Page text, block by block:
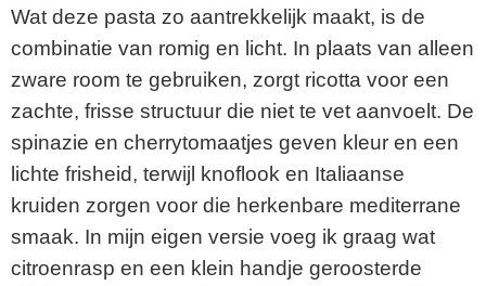
Wat deze pasta zo aantrekkelijk maakt, is de
combinatie van romig en licht. In plaats van alleen
zware room te gebruiken, zorgt ricotta voor een
zachte, frisse structuur die niet te vet aanvoelt. De
spinazie en cherrytomaatjes geven kleur en een
lichte frisheid, terwijl knoflook en Italiaanse
kruiden zorgen voor die herkenbare mediterrane
smaak. In mijn eigen versie voeg ik graag wat
citroenrasp en een klein handje geroosterde